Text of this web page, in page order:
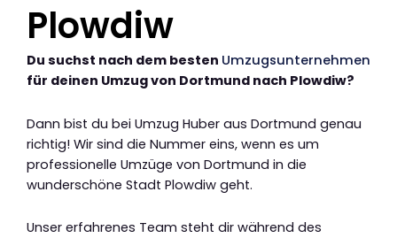
Plowdiw
Du suchst nach dem besten Umzugsunternehmen
für deinen Umzug von Dortmund nach Plowdiw?
Dann bist du bei Umzug Huber aus Dortmund genau
richtig! Wir sind die Nummer eins, wenn es um
professionelle Umzüge von Dortmund in die
wunderschöne Stadt Plowdiw geht.
Unser erfahrenes Team steht dir während des